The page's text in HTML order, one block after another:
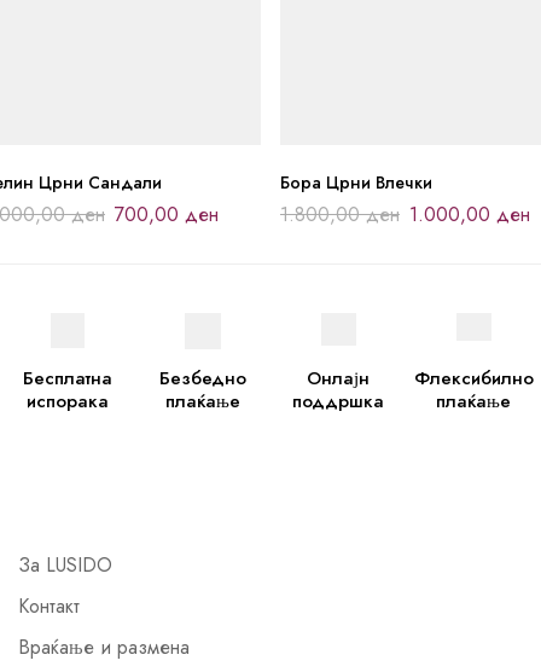
Црни Сандали
ден 700,00 ден
Бора Црни Влечки
1.800,00ден 1.000,00 ден
Бесплатна
испорака
Безбедно
плаќање
Онлајн
поддршка
Флексибилно
плаќање
За LUSIDO
Контакт
Враќање и размена